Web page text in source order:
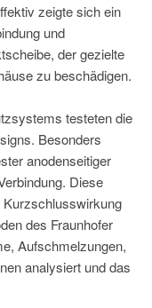
zeigte sich ein
und
der gezielte
zu beschädigen.
testeten die
Besonders
anodenseitiger
Diese
Kurzschlusswirkung
des Fraunhofer
Aufschmelzungen,
analysiert und das